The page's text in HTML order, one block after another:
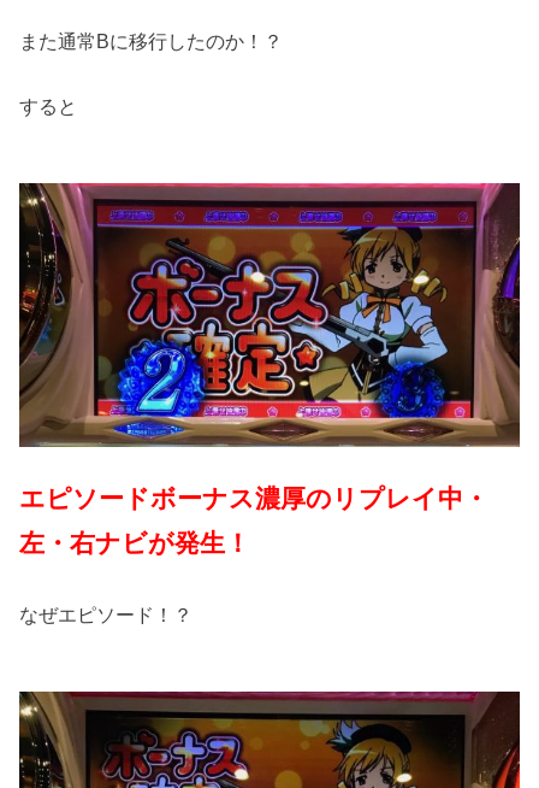
また通常Bに移行したのか！？
すると
エピソードボーナス濃厚のリプレイ中・
左・右ナビが発生！
なぜエピソード！？